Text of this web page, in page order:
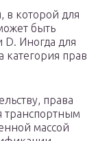
в которой для
быть
D. Иногда для
категория прав
права
транспортным
массой